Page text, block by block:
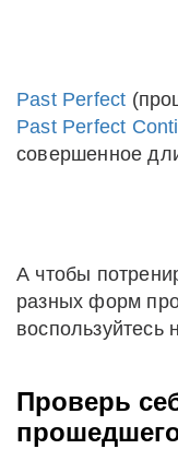
Past Perfect
Past Perfect
совершенное
А чтобы
разных форм
воспользуйтесь
Проверь